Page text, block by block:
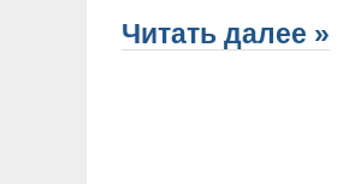
Читать далее »